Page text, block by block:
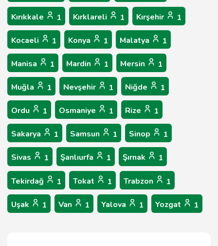
Kırıkkale 1 Kırklareli 1 Kırşehir 1
Kocaeli 1 Konya 1 Malatya 1
Manisa 1 Mardin 1 Mersin 1
Muğla 1 Nevşehir 1 Niğde 1
Ordu 1 Osmaniye 1 Rize 1
Sakarya 1 Samsun 1 Sinop 1
Sivas 1 Şanlıurfa 1 Şırnak 1
Tekirdağ 1 Tokat 1 Trabzon 1
Uşak 1 Van 1 Yalova 1 Yozgat 1